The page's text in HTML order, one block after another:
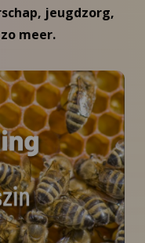
jeugdzorg,
meer.